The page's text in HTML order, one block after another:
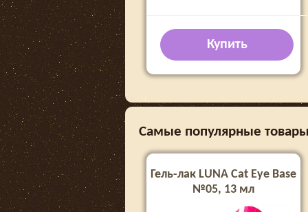
Купить
Самые популярные товары
Гель-лак LUNA Cat Eye Base
№05, 13 мл